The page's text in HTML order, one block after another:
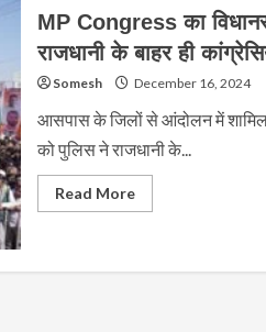
MP Congress का
राजधानी के बाहर ही
Somesh December 16, 2024
आसपास के जिलों से आंदोलन में शामिल
को पुलिस ने राजधानी के...
Read MoreRead
more
का